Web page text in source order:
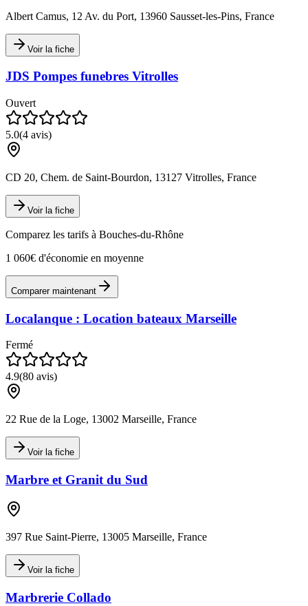
Albert Camus, 12 Av. du Port, 13960 Sausset-les-Pins, France
Voir la fiche
JDS Pompes funebres Vitrolles
Ouvert
5.0(4 avis)
CD 20, Chem. de Saint-Bourdon, 13127 Vitrolles, France
Voir la fiche
Comparez les tarifs à Bouches-du-Rhône
1 060€ d'économie en moyenne
Comparer maintenant
Localanque : Location bateaux Marseille
Fermé
4.9(80 avis)
22 Rue de la Loge, 13002 Marseille, France
Voir la fiche
Marbre et Granit du Sud
397 Rue Saint-Pierre, 13005 Marseille, France
Voir la fiche
Marbrerie Collado